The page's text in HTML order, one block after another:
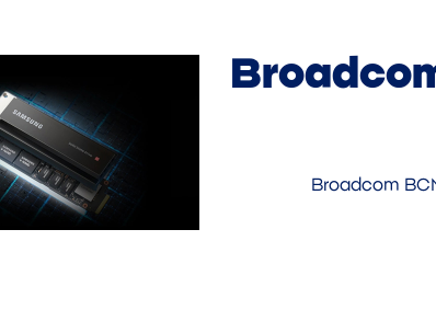
Broadcom